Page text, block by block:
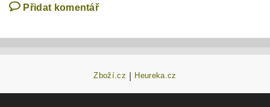
Přidat komentář
Zboží.cz Heureka.cz